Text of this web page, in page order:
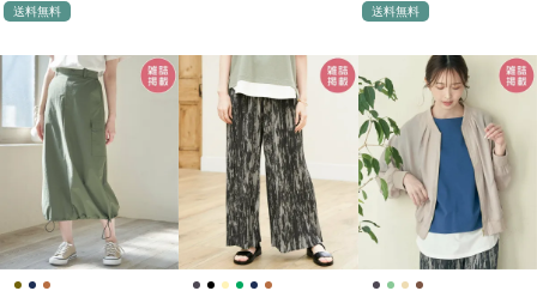
送料無料
送料無料